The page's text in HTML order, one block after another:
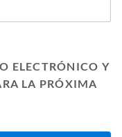
ELECTRÓNICO Y
LA PRÓXIMA